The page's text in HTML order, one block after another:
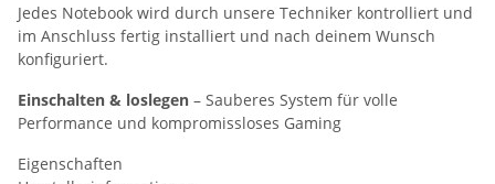
Jedes Notebook wird durch unsere Techniker kontrolliert und
im Anschluss fertig installiert und nach deinem Wunsch
konfiguriert.
Einschalten & loslegen – Sauberes System für volle
Performance und kompromissloses Gaming
Eigenschaften